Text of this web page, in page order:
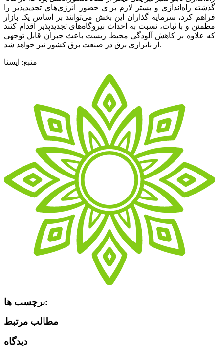
گذشته راه‌اندازی و بستر لازم برای حضور انرژی‌های تجدیدپذیر را
فراهم کرد، سرمایه گذاران این بخش می‌توانند بر اساس یک بازار
مطمئن و با ثبات، نسبت به احداث نیروگاه‌های تجدیدپذیر اقدام کنند
که علاوه بر کاهش آلودگی محیط زیست باعث جبران قابل توجهی
از ناترازی برق در صنعت برق کشور نیز خواهد شد.
منبع: ایسنا
برچسب ها:
مطالب مرتبط
دیدگاه